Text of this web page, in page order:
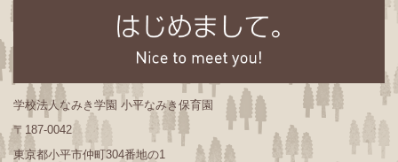
学校法人なみき学園 小平なみき保育園
〒187-0042
東京都小平市仲町304番地の1